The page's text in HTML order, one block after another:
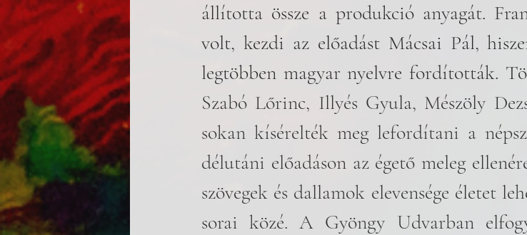
állította össze a produkció anyagát.
volt, kezdi az előadást Mácsai Pál,
legtöbben magyar nyelvre fordították.
Szabó Lőrinc, Illyés Gyula, Mészöly
sokan kísérelték meg lefordítani a
délutáni előadáson az égető meleg
szövegek és dallamok elevensége életet
sorai közé. A Gyöngy Udvarban